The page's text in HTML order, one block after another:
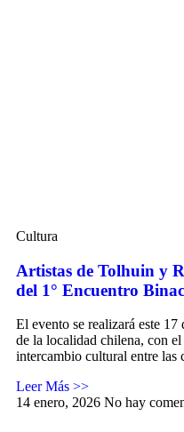
Cultura
Artistas de Tolhuin y
del 1° Encuentro
El evento se realizará este
de la localidad chilena, con
intercambio cultural entre las
Leer Más >>
14 enero, 2026 No hay